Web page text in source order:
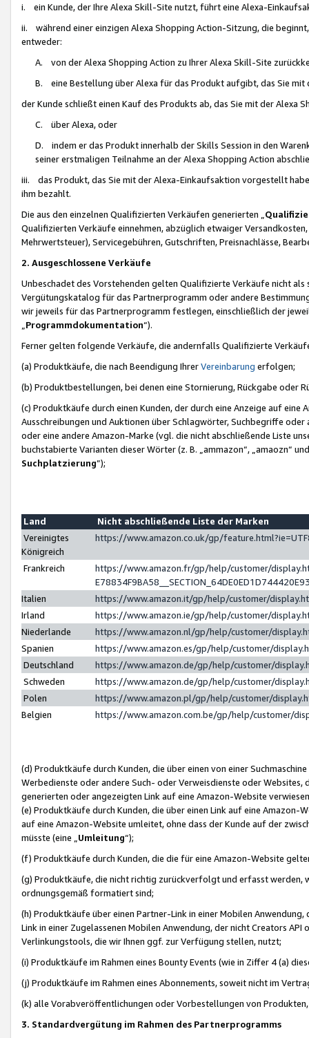
i. ein Kunde, der Ihre Alexa Skill-Site nutzt, führt eine Alexa-
ii. während einer einzigen Alexa Shopping Action-Sitzung, die
entweder:
A. von der Alexa Shopping Action zu Ihrer Alexa Skill-Site
B. eine Bestellung über Alexa für das Produkt aufgibt, das Sie mit
der Kunde schließt einen Kauf des Produkts ab, das Sie mit der Alexa
C. über Alexa, oder
D. indem er das Produkt innerhalb der Skills Session in den
seiner erstmaligen Teilnahme an der Alexa Shopping Action
iii. das Produkt, das Sie mit der Alexa-Einkaufsaktion vorgestellt
ihm bezahlt.
Die aus den einzelnen Qualifizierten Verkäufen generierten „
Qualifizierten Verkäufe einnehmen, abzüglich etwaiger
Mehrwertsteuer), Servicegebühren, Gutschriften, Preisnachlässe,
2. Ausgeschlossene Verkäufe
Unbeschadet des Vorstehenden gelten Qualifizierte Verkäufe nicht
Vergütungskatalog für das Partnerprogramm oder andere
wir jeweils für das Partnerprogramm festlegen, einschließlich der
Programmdokumentation“).
Ferner gelten folgende Verkäufe, die andernfalls Qualifizierte
(a) Produktkäufe, die nach Beendigung IhrerVereinbarung erfolgen;
(b) Produktbestellungen, bei denen eine Stornierung, Rückgabe oder
(c) Produktkäufe durch einen Kunden, der durch eine Anzeige auf
Ausschreibungen und Auktionen über Schlagwörter, Suchbegriffe
oder eine andere Amazon-Marke (vgl. die nicht abschließende Liste
buchstabierte Varianten dieser Wörter (z. B. „ammazon“, „amaozn“
Suchplatzierung”);
Land
Nicht abschließende Liste der Marken
Vereinigtes
Königreich
https://www.amazon.co.uk/gp/
Frankreich
https://www.amazon.fr/gp/help/customer/
Italien
https://www.amazon.it/gp/help/customer/
Irland
https://www.amazon.ie/gp/help/customer/
Niederlande
https://www.amazon.nl/gp/help/customer/
Spanien
https://www.amazon.es/gp/help/customer/
Deutschland
https://www.amazon.de/gp/help/customer/
Schweden
https://www.amazon.de/gp/help/customer/
Polen
https://www.amazon.pl/gp/help/customer/
Belgien
https://www.amazon.com.be/gp/help/customer/
(d) Produktkäufe durch Kunden, die über einen von einer
Werbedienste oder andere Such- oder Verweisdienste oder Websites,
generierten oder angezeigten Link auf eine Amazon-Website
(e) Produktkäufe durch Kunden, die über einen Link auf eine
auf eine Amazon-Website umleitet, ohne dass der Kunde auf der
müsste (eine „ Umleitung“);
(f) Produktkäufe durch Kunden, die die für eine Amazon-Website
(g) Produktkäufe, die nicht richtig zurückverfolgt und erfasst werden,
ordnungsgemäß formatiert sind;
(h) Produktkäufe über einen Partner-Link in einer Mobilen
Link in einer Zugelassenen Mobilen Anwendung, der nicht Creators
Verlinkungstools, die wir Ihnen ggf. zur Verfügung stellen, nutzt;
(i) Produktkäufe im Rahmen eines Bounty Events (wie in Ziffer 4 (a)
(j) Produktkäufe im Rahmen eines Abonnements, soweit nicht im
(k) alle Vorabveröffentlichungen oder Vorbestellungen von
3. Standardvergütung im Rahmen des Partnerprogramms